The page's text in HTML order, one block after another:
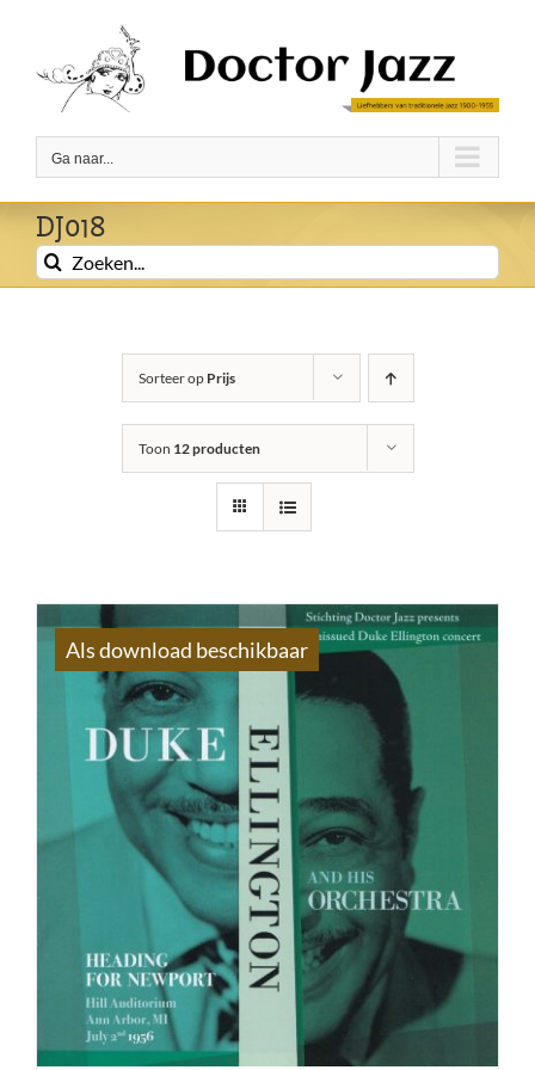
inhoud
Ga naar...
DJ018
Zoeken
naar:
Sorteer op Prijs
Toon 12 producten
Als download beschikbaar